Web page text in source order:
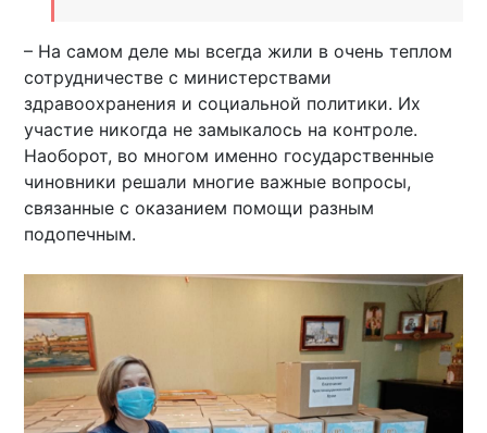
– На самом деле мы всегда жили в очень теплом
сотрудничестве с министерствами
здравоохранения и социальной политики. Их
участие никогда не замыкалось на контроле.
Наоборот, во многом именно государственные
чиновники решали многие важные вопросы,
связанные с оказанием помощи разным
подопечным.